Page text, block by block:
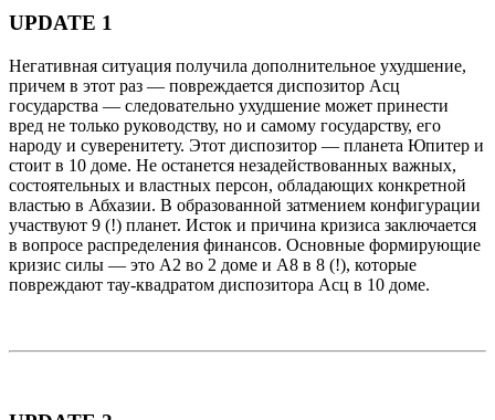
UPDATE 1
Негативная ситуация получила дополнительное ухудшение,
причем в этот раз — повреждается диспозитор Асц
государства — следовательно ухудшение может принести
вред не только руководству, но и самому государству, его
народу и суверенитету. Этот диспозитор — планета Юпитер и
стоит в 10 доме. Не останется незадействованных важных,
состоятельных и властных персон, обладающих конкретной
властью в Абхазии. В образованной затмением конфигурации
участвуют 9 (!) планет. Исток и причина кризиса заключается
в вопросе распределения финансов. Основные формирующие
кризис силы — это А2 во 2 доме и А8 в 8 (!), которые
повреждают тау-квадратом диспозитора Асц в 10 доме.